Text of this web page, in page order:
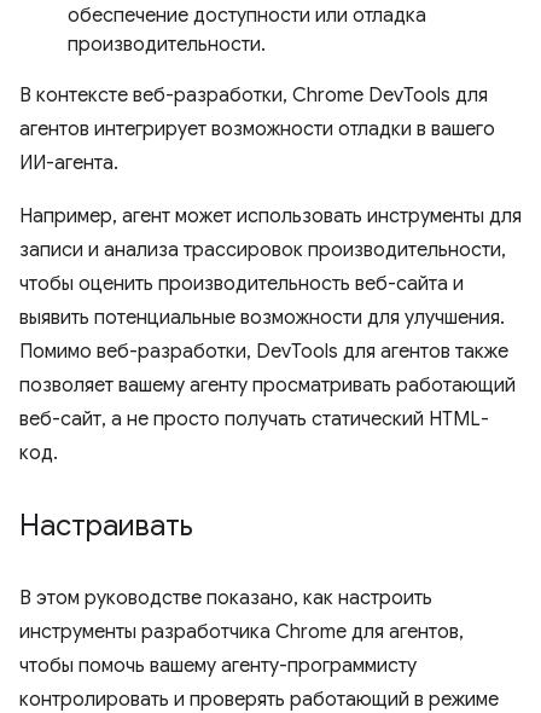
обеспечение доступности или отладка
производительности.
В контексте веб-разработки, Chrome DevTools для
агентов интегрирует возможности отладки в вашего
ИИ-агента.
Например, агент может использовать инструменты для
записи и анализа трассировок производительности,
чтобы оценить производительность веб-сайта и
выявить потенциальные возможности для улучшения.
Помимо веб-разработки, DevTools для агентов также
позволяет вашему агенту просматривать работающий
веб-сайт, а не просто получать статический HTML-
код.
Настраивать
В этом руководстве показано, как настроить
инструменты разработчика Chrome для агентов,
чтобы помочь вашему агенту-программисту
контролировать и проверять работающий в режиме